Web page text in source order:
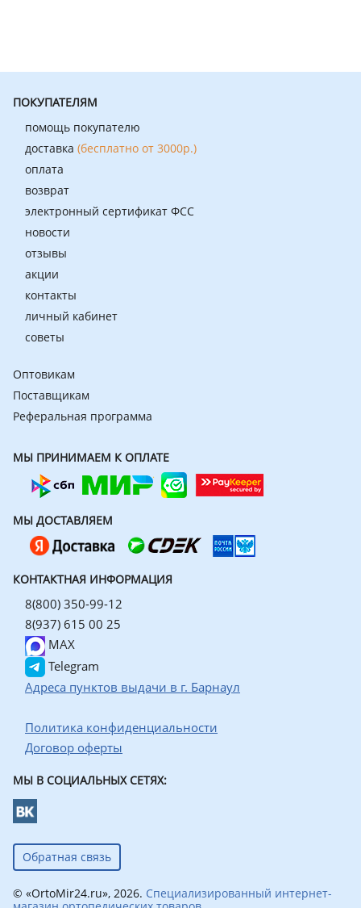
ПОКУПАТЕЛЯМ
помощь покупателю
доставка (бесплатно от 3000р.)
оплата
возврат
электронный сертификат ФСС
новости
отзывы
акции
контакты
личный кабинет
советы
Оптовикам
Поставщикам
Реферальная программа
МЫ ПРИНИМАЕМ К ОПЛАТЕ
МЫ ДОСТАВЛЯЕМ
КОНТАКТНАЯ ИНФОРМАЦИЯ
8(800) 350-99-12
8(937) 615 00 25
MAX
Telegram
Адреса пунктов выдачи в г. Барнаул
Политика конфиденциальности
Договор оферты
МЫ В СОЦИАЛЬНЫХ СЕТЯХ:
Обратная связь
© «OrtoMir24.ru», 2026. Специализированный интернет-